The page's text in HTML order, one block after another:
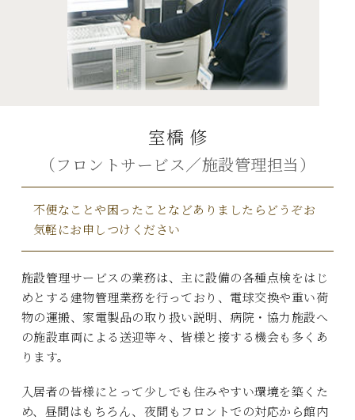
室橋 修
（フロントサービス／施設管理担当）
不便なことや困ったことなどありましたらどうぞお
気軽にお申しつけください
施設管理サービスの業務は、主に設備の各種点検をはじ
めとする建物管理業務を行っており、電球交換や重い荷
物の運搬、家電製品の取り扱い説明、病院・協力施設へ
の施設車両による送迎等々、皆様と接する機会も多くあ
ります。
入居者の皆様にとって少しでも住みやすい環境を築くた
め、昼間はもちろん、夜間もフロントでの対応から館内